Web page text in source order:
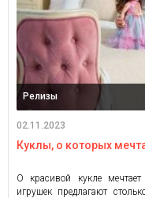
Релизы
02.11.2023
Куклы, о которых
О красивой кукле
игрушек предлагают